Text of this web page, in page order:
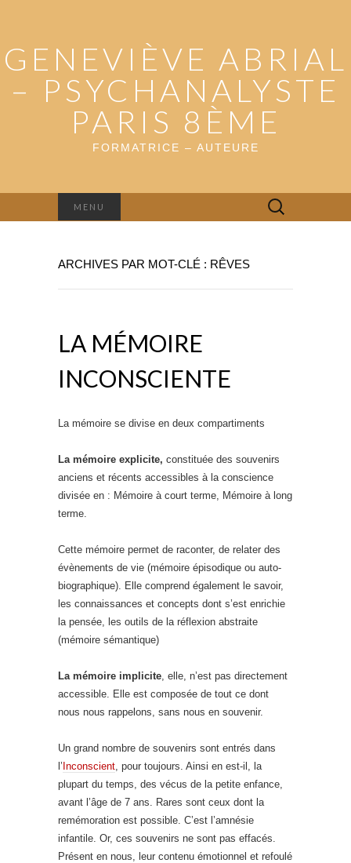
GENEVIÈVE ABRIAL
– PSYCHANALYSTE
PARIS 8ÈME
FORMATRICE – AUTEURE
MENU Rechercher :
ARCHIVES PAR MOT-CLÉ : RÊVES
LA MÉMOIRE
INCONSCIENTE
La mémoire se divise en deux compartiments
La mémoire explicite, constituée des souvenirs
anciens et récents accessibles à la conscience
divisée en : Mémoire à court terme, Mémoire à long
terme.
Cette mémoire permet de raconter, de relater des
évènements de vie (mémoire épisodique ou auto-
biographique). Elle comprend également le savoir,
les connaissances et concepts dont s’est enrichie
la pensée, les outils de la réflexion abstraite
(mémoire sémantique)
La mémoire implicite, elle, n’est pas directement
accessible. Elle est composée de tout ce dont
nous nous rappelons, sans nous en souvenir.
Un grand nombre de souvenirs sont entrés dans
l’ Inconscient, pour toujours. Ainsi en est-il, la
plupart du temps, des vécus de la petite enfance,
avant l’âge de 7 ans. Rares sont ceux dont la
remémoration est possible. C’est l’amnésie
infantile. Or, ces souvenirs ne sont pas effacés.
Présent en nous, leur contenu émotionnel et refoulé